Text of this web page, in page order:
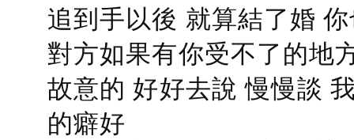
追到手以後 就算結了婚
對方如果有你受不了的地
故意的 好好去說 慢慢談
的癖好